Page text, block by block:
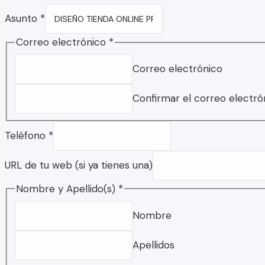
Correo
URL
Asunto *
Correo electrónico *
Correo electrónico
Confirmar el correo
Teléfono *
URL de tu web (si ya tienes una)
Nombre y Apellido(s) *
Nombre
Apellidos